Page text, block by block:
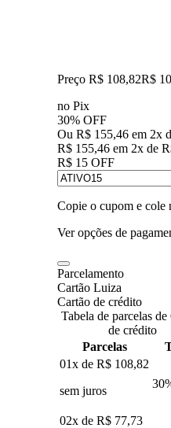
Preço R$ 108,82R$
no Pix
30% OFF
Ou R$ 155,46 em 2x
R$ 155,46 em 2x de
R$ 15 OFF
Copie o cupom e cole
Ver opções de
Parcelamento
Cartão Luiza
Cartão de crédito
Tabela de parcelas de
de crédito
Parcelas
01x de R$ 108,82
sem juros
30
02x de R$ 77,73